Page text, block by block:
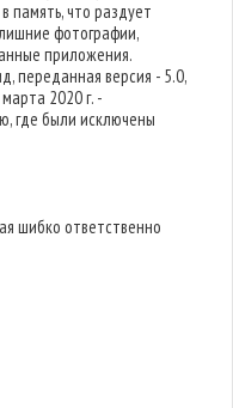
память, что раздует
фотографии,
приложения.
переданная версия - 5.0,
2020 г. -
где были исключены
шибко ответственно